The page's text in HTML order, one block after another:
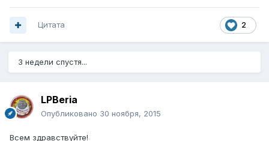
2
Цитата
3 недели спустя...
LPBeria
Опубликовано 30 ноября, 2015
Всем здравствуйте!